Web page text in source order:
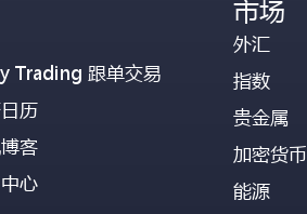
Trading 跟单交易
历
客
心
市场
外汇
指数
贵金属
加密货币
能源